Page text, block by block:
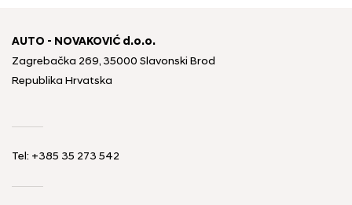
AUTO - NOVAKOVIĆ d.o.o.
Zagrebačka 269, 35000 Slavonski Brod
Republika Hrvatska
Tel: +385 35 273 542